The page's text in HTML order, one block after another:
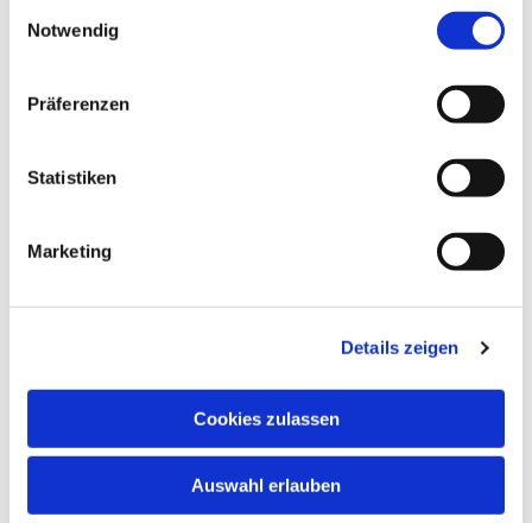
Notwendig
Präferenzen
Statistiken
Marketing
Details zeigen
Cookies zulassen
Auswahl erlauben